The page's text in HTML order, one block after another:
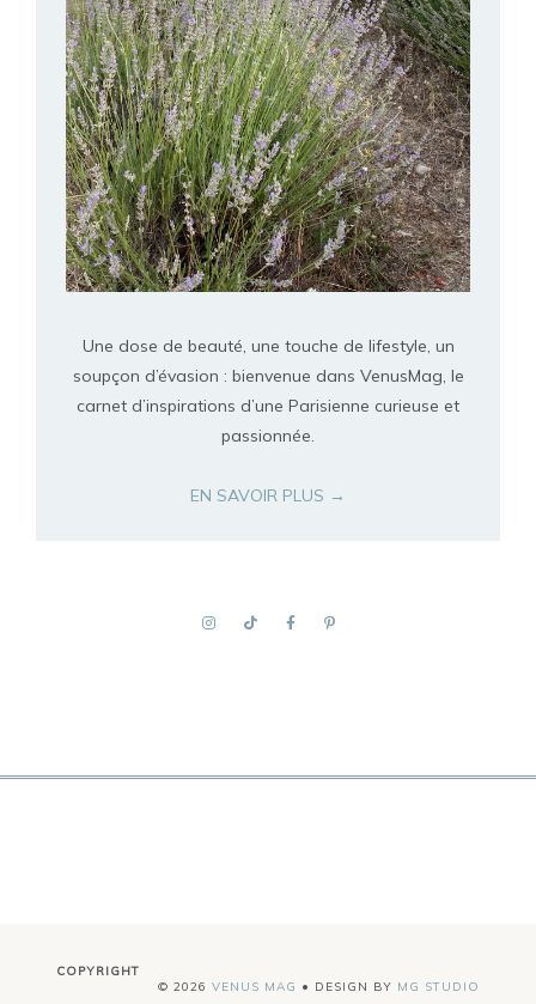
Une dose de beauté, une touche de lifestyle, un
soupçon d’évasion : bienvenue dans VenusMag, le
carnet d’inspirations d’une Parisienne curieuse et
passionnée.
EN SAVOIR PLUS →
COPYRIGHT
© 2026 VENUS MAG • DESIGN BY MG STUDIO